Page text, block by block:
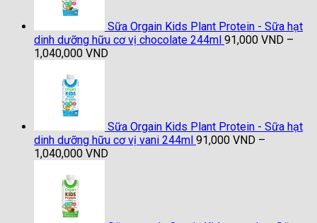
Sữa Orgain Kids Plant Protein - Sữa hạt
dinh dưỡng hữu cơ vị chocolate 244ml 91,000 VND –
1,040,000 VNDKhoảng
1,040,000 VND
Sữa Orgain Kids Plant Protein - Sữa hạt
dinh dưỡng hữu cơ vị vani 244ml 91,000 VND –
1,040,000 VNDKhoảng
1,040,000 VND